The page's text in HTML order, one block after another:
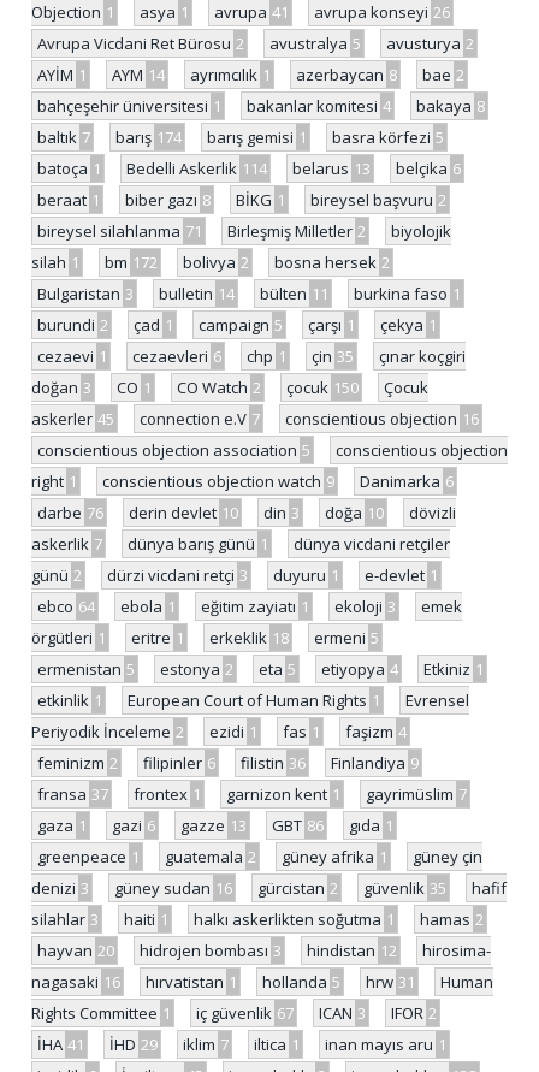
Objection 1 asya 1 avrupa 41 avrupa konseyi 26
Avrupa Vicdani Ret Bürosu 2 avustralya 5 avusturya 2
AYİM 1 AYM 14 ayrımcılık 1 azerbaycan 8 bae 2
bahçeşehir üniversitesi 1 bakanlar komitesi 4 bakaya 8
baltık 7 barış 174 barış gemisi 1 basra körfezi 5
batoça 1 Bedelli Askerlik 114 belarus 13 belçika 6
beraat 1 biber gazı 8 BİKG 1 bireysel başvuru 2
bireysel silahlanma 71 Birleşmiş Milletler 2
biyolojik
silah 1 bm 172 bolivya 2 bosna hersek 2
Bulgaristan 3 bulletin 14 bülten 11 burkina faso 1
burundi 2 çad 1 campaign 5 çarşı 1 çekya 1
cezaevi 1 cezaevleri 6 chp 1 çin 35
çınar koçgiri
doğan 3 CO 1 CO Watch 2 çocuk 150
Çocuk
askerler 45 connection e.V 7 conscientious objection 16
conscientious objection association 5
conscientious objection
right 1 conscientious objection watch 9 Danimarka 6
darbe 76 derin devlet 10 din 3 doğa 10
dövizli
askerlik 7 dünya barış günü 1
dünya vicdani retçiler
günü 2 dürzi vicdani retçi 3 duyuru 1 e-devlet 1
ebco 64 ebola 1 eğitim zayiatı 1 ekoloji 3
emek
örgütleri 1 eritre 1 erkeklik 18 ermeni 5
ermenistan 5 estonya 2 eta 5 etiyopya 4 Etkiniz 1
etkinlik 1 European Court of Human Rights 1
Evrensel
Periyodik İnceleme 2 ezidi 1 fas 1 faşizm 4
feminizm 2 filipinler 6 filistin 36 Finlandiya 9
fransa 37 frontex 1 garnizon kent 1 gayrimüslim 7
gaza 1 gazi 6 gazze 13 GBT 86 gıda 1
greenpeace 1 guatemala 2 güney afrika 1
güney çin
denizi 3 güney sudan 16 gürcistan 2 güvenlik 35
hafif
silahlar 3 haiti 1 halkı askerlikten soğutma 1 hamas 2
hayvan 20 hidrojen bombası 3 hindistan 12
hirosima-
nagasaki 16 hırvatistan 1 hollanda 5 hrw 31
Human
Rights Committee 1 iç güvenlik 67 ICAN 3 IFOR 2
İHA 41 İHD 29 iklim 7 iltica 1 inan mayıs aru 1